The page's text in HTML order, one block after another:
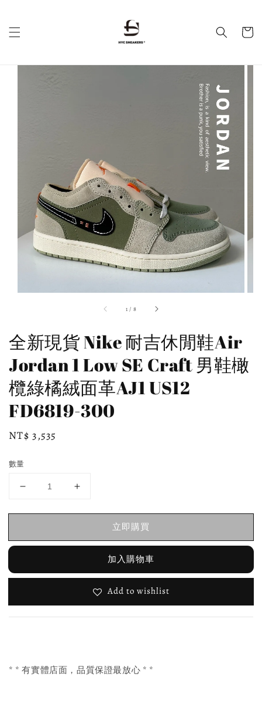
1 / 8
全新現貨 Nike 耐吉休閒鞋Air
Jordan 1 Low SE Craft 男鞋橄
欖綠橘絨面革AJ1 US12
FD6819-300
Regular
NT$ 3,535
數量
立即購買
加入購物車
Add to wishlist
* * 有實體店面，品質保證最放心 * *